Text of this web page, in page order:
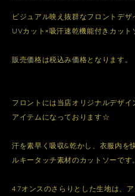
ビジュアル映え抜群なフロントデザ
UVカット×吸汗速乾機能付きカッ
販売価格は税込み価格となります。
フロントには当店オリジナルデザ
アイテムになっております☆
汗を素早く吸収&乾かし、衣服内を
ルキータッチ素材のカットソーです。
4.7オンスのさらりとした生地は、